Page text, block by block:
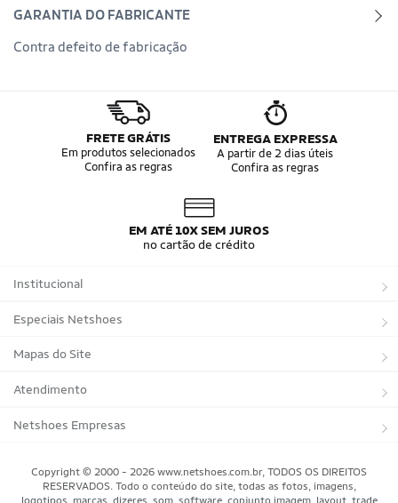
GARANTIA DO FABRICANTE
Contra defeito de fabricação
FRETE GRÁTIS
Em produtos selecionados
Confira as regras
ENTREGA EXPRESSA
A partir de 2 dias úteis
Confira as regras
EM ATÉ 10X SEM JUROS
no cartão de crédito
Institucional
Sobre a Netshoes
Política de Privacidade
Programa de Afiliados
Regulamentos
Programa de Integridade
Especiais Netshoes
Suplementos
Corrida
Bicicletas
Mapas do Site
Marcas
Tipos de Produtos
Atendimento
Trocas e devoluções
Minha Conta
Netshoes Empresas
Copyright © 2000 - 2026 www.netshoes.com.br, TODOS OS DIREITOS
RESERVADOS. Todo o conteúdo do site, todas as fotos, imagens,
logotipos, marcas, dizeres, som, software, conjunto imagem, layout, trade